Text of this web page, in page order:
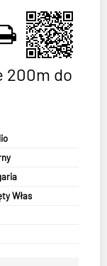
200m do
Włas